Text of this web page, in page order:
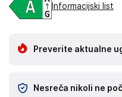
Informacijski list
Preverite aktualne
Nesreča nikoli ne